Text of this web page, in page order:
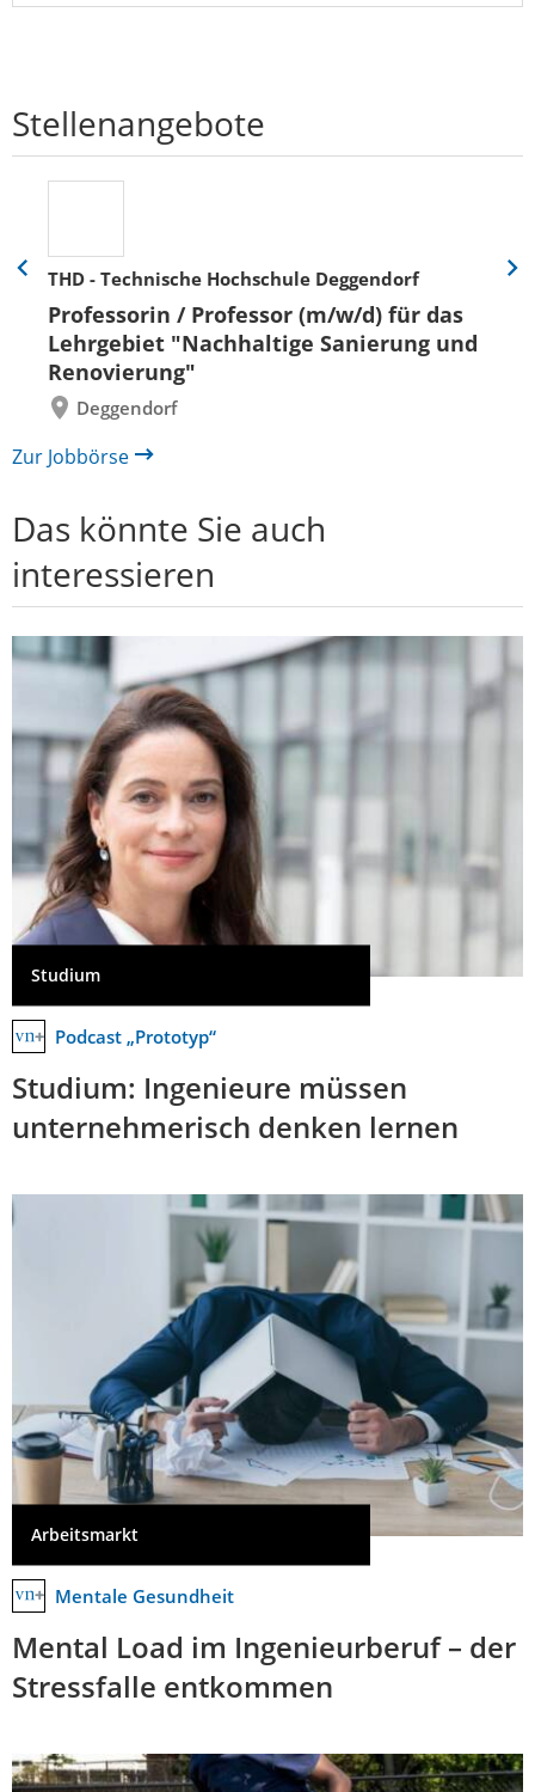
Stellenangebote
THD - Technische Hochschule Deggendorf
Professorin / Professor (m/w/d) für das
Lehrgebiet "Nachhaltige Sanierung und
Renovierung"
Deggendorf
Eine
zurück
Eine
Zur Jobbörse
Das könnte Sie auch
interessieren
Studium
Podcast „Prototyp“
Studium: Ingenieure müssen
unternehmerisch denken lernen
Arbeitsmarkt
Mentale Gesundheit
Mental Load im Ingenieurberuf – der
Stressfalle entkommen